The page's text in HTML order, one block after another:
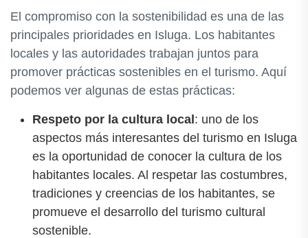
El compromiso con la sostenibilidad es una de las
principales prioridades en Isluga. Los habitantes
locales y las autoridades trabajan juntos para
promover prácticas sostenibles en el turismo. Aquí
podemos ver algunas de estas prácticas:
Respeto por la cultura local: uno de los
aspectos más interesantes del turismo en Isluga
es la oportunidad de conocer la cultura de los
habitantes locales. Al respetar las costumbres,
tradiciones y creencias de los habitantes, se
promueve el desarrollo del turismo cultural
sostenible.